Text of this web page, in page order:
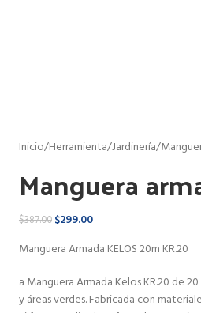
Inicio Herramienta Jardinería
Manguera
$387.00 $299.00
Manguera Armada KELOS 20m KR.20
a Manguera Armada Kelos KR.20 de
y áreas verdes. Fabricada con